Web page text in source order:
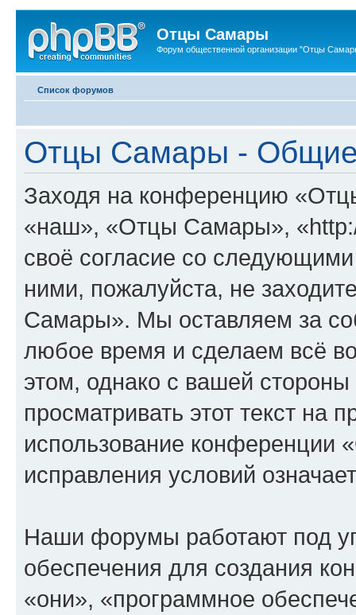
Отцы Самары
Форум общественной организации "Отцы
Список форумов
Отцы Самары -
Заходя на конференцию
«наш», «Отцы Самары»,
своё согласие со
ними, пожалуйста, не
Самары». Мы оставляем за
любое время и сделаем всё
этом, однако с вашей
просматривать этот текст на
использование
исправления условий
Наши форумы работают под
обеспечения для создания
«они», «программное